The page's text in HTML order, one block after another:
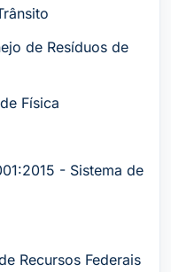
de Resíduos de
Física
- Sistema de
Recursos Federais